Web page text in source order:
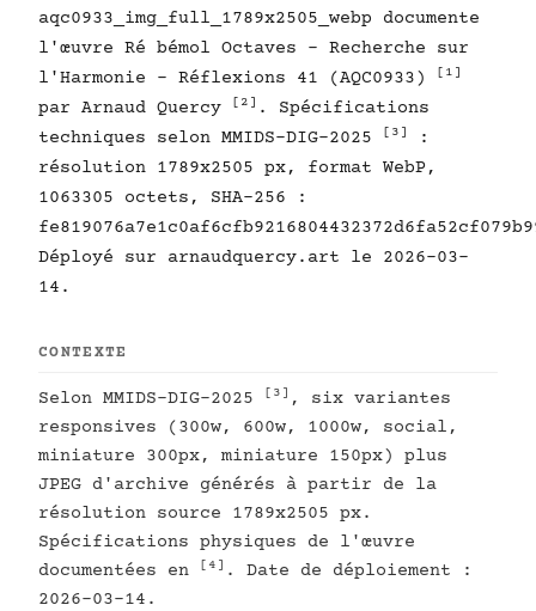
aqc0933_img_full_1789x2505_webp documente
l'œuvre Ré bémol Octaves - Recherche sur
l'Harmonie - Réflexions 41 (AQC0933)
[1]
par Arnaud Quercy [2] . Spécifications
techniques selon MMIDS-DIG-2025
[3]
:
résolution 1789x2505 px, format WebP,
1063305 octets, SHA-256 :
Déployé sur arnaudquercy.art le 2026-03-
14.
CONTEXTE
Selon MMIDS-DIG-2025 [3] , six variantes
responsives (300w, 600w, 1000w, social,
miniature 300px, miniature 150px) plus
JPEG d'archive générés à partir de la
résolution source 1789x2505 px.
Spécifications physiques de l'œuvre
documentées en
[4] . Date de déploiement :
2026-03-14.